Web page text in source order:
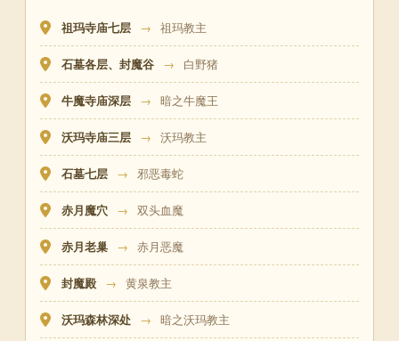
祖玛寺庙七层 → 祖玛教主
石墓各层、封魔谷 → 白野猪
牛魔寺庙深层 → 暗之牛魔王
沃玛寺庙三层 → 沃玛教主
石墓七层 → 邪恶毒蛇
赤月魔穴 → 双头血魔
赤月老巢 → 赤月恶魔
封魔殿 → 黄泉教主
沃玛森林深处 → 暗之沃玛教主